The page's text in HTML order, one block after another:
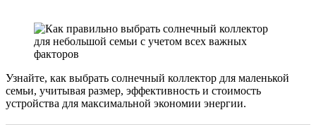
Узнайте, как выбрать солнечный коллектор для маленькой
семьи, учитывая размер, эффективность и стоимость
устройства для максимальной экономии энергии.